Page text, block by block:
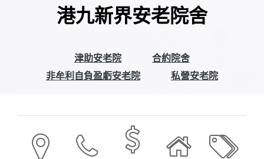
港九新界安老院舍
津助安老院
合約院舍
非牟利自負盈虧安老院
私營安老院